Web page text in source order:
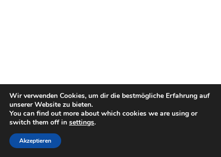
Wir verwenden Cookies, um dir die bestmögliche Erfahrung auf
unserer Website zu bieten.
You can find out more about which cookies we are using or
switch them off in settings.
Akzeptieren